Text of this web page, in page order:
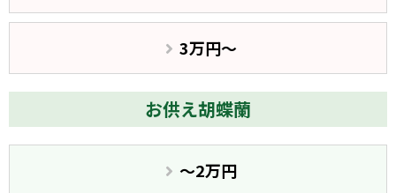
3万円〜
お供え胡蝶蘭
〜2万円